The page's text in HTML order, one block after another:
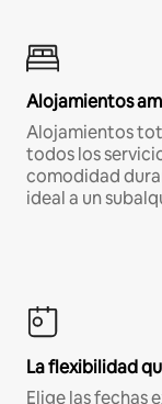
Alojamientos
Alojamientos
todos los
comodidad
ideal a un
La flexibilidad
Elige las fechas